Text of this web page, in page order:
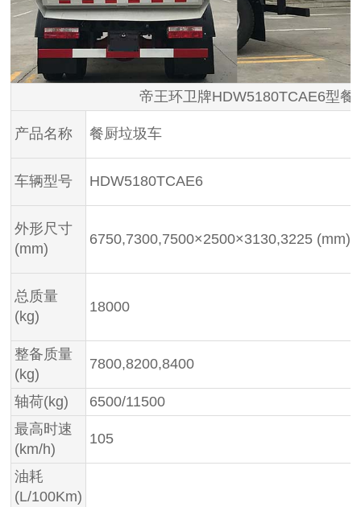
帝王环卫牌HDW5180TCAE6型餐
产品名称 餐厨垃圾车
车辆型号 HDW5180TCAE6
外形尺寸
(mm)
6750,7300,7500×2500×3130,3225 (mm)
总质量
(kg)
18000
整备质量
(kg)
7800,8200,8400
轴荷(kg) 6500/11500
最高时速
(km/h)
105
油耗
(L/100Km)